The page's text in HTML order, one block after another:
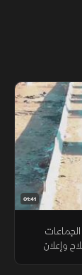
01:41
وإعلان